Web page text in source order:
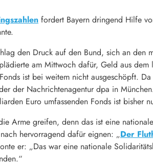
fordert Bayern dringend Hilfe
den Druck auf den Bund, sich an den
am Mittwoch dafür, Geld aus
ist bei weitem nicht ausgeschöpft.
der Nachrichtenagentur dpa in
Euro umfassenden Fonds ist bisher
Arme greifen, denn das ist eine
hervorragend dafür eignen: „Der
er: „Das war eine nationale